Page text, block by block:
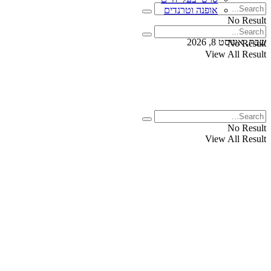
No Result
View All Result
שבת, אוגוסט 8, 2026
אופנה וטרנדים
No Result
View All Result
No Result
View All Result